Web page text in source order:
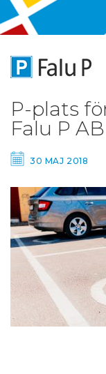
P-plats
Falu P AB
30 MAJ 2018